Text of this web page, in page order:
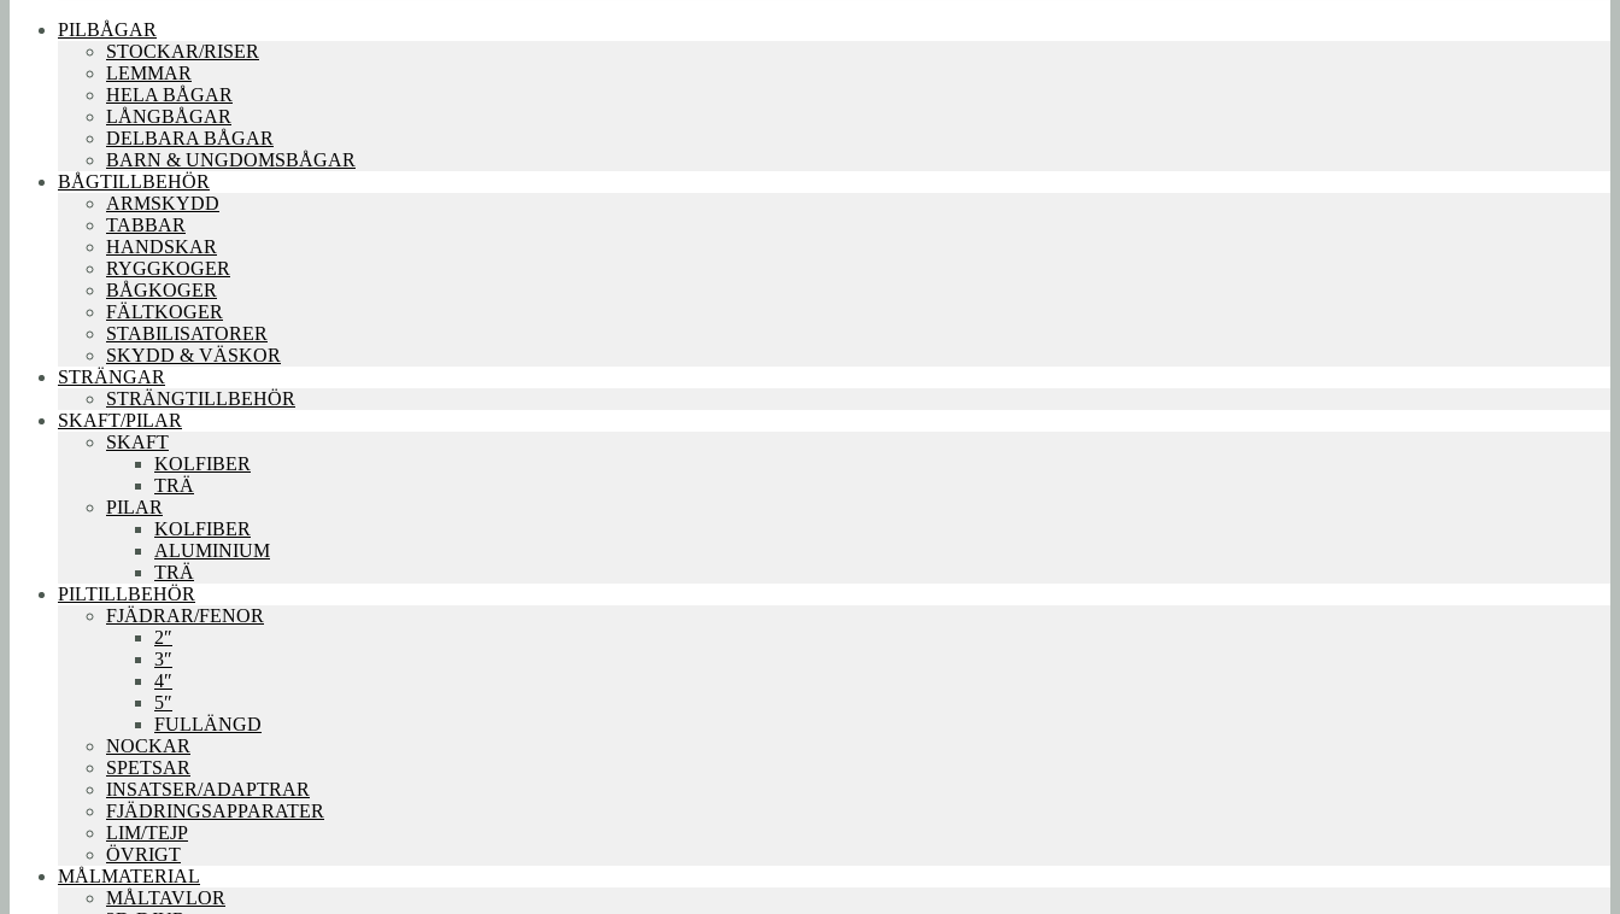
PILBÅGAR
STOCKAR/RISER
LEMMAR
HELA BÅGAR
LÅNGBÅGAR
DELBARA BÅGAR
BARN & UNGDOMSBÅGAR
BÅGTILLBEHÖR
ARMSKYDD
TABBAR
HANDSKAR
RYGGKOGER
BÅGKOGER
FÄLTKOGER
STABILISATORER
SKYDD & VÄSKOR
STRÄNGAR
STRÄNGTILLBEHÖR
SKAFT/PILAR
SKAFT
KOLFIBER
TRÄ
PILAR
KOLFIBER
ALUMINIUM
TRÄ
PILTILLBEHÖR
FJÄDRAR/FENOR
2″
3″
4″
5″
FULLÄNGD
NOCKAR
SPETSAR
INSATSER/ADAPTRAR
FJÄDRINGSAPPARATER
LIM/TEJP
ÖVRIGT
MÅLMATERIAL
MÅLTAVLOR